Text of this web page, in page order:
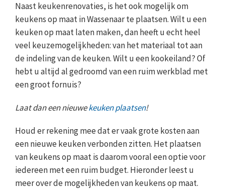
Naast keukenrenovaties, is het ook mogelijk om
keukens op maat in Wassenaar te plaatsen. Wilt u een
keuken op maat laten maken, dan heeft u echt heel
veel keuzemogelijkheden: van het materiaal tot aan
de indeling van de keuken. Wilt u een kookeiland? Of
hebt u altijd al gedroomd van een ruim werkblad met
een groot fornuis?
Laat dan een nieuwekeuken plaatsen!
Houd er rekening mee dat er vaak grote kosten aan
een nieuwe keuken verbonden zitten. Het plaatsen
van keukens op maat is daarom vooral een optie voor
iedereen met een ruim budget. Hieronder leest u
meer over de mogelijkheden van keukens op maat.